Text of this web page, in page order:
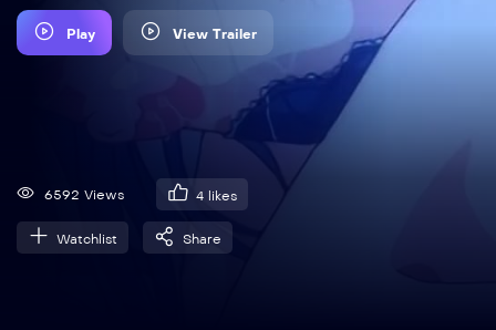
Play View Trailer
6592 Views 4 likes
Watchlist Share